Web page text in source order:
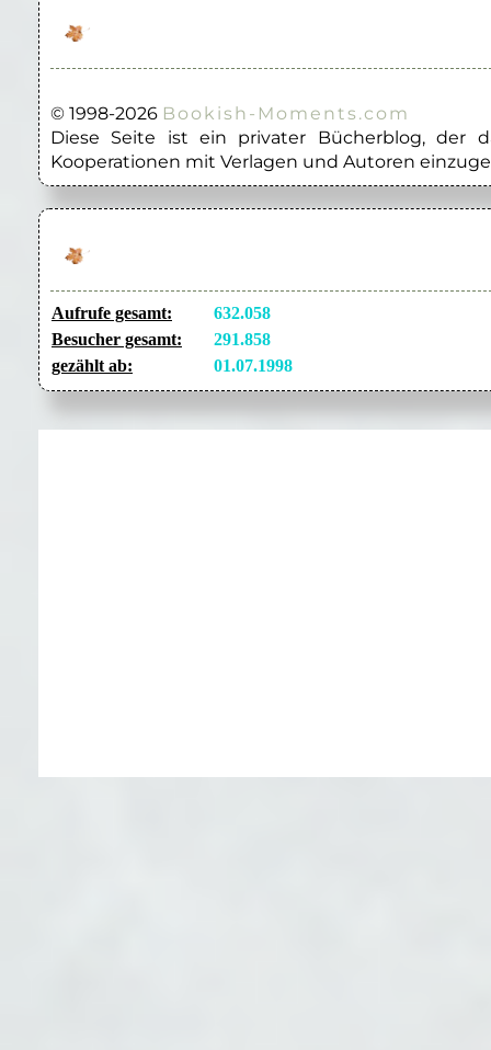
© 1998-2026 Bookish-Moments.com
Diese Seite ist ein privater Bücherblog, der
Kooperationen mit Verlagen und Autoren
Aufrufe gesamt:
632.058
Besucher gesamt:
291.858
gezählt ab:
01.07.1998